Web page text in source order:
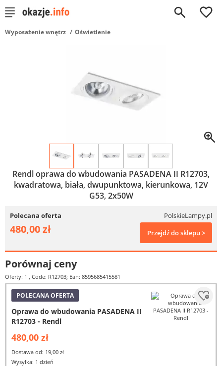
0
Wyposażenie wnętrz Oświetlenie
Rendl oprawa do wbudowania PASADENA II R12703,
kwadratowa, biała, dwupunktowa, kierunkowa, 12V
G53, 2x50W
Polecana oferta PolskieLampy.pl
480,00 zł Przejdź do sklepu >
Porównaj ceny
Oferty: 1 , Code: R12703; Ean: 8595685415581
POLECANA OFERTA
Oprawa do wbudowania PASADENA II
R12703 - Rendl
480,00 zł
Dostawa od: 19,00 zł
Wysyłka: 1 dzień